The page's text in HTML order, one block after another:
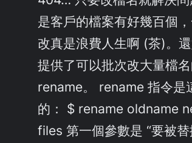
是客戶的檔案有好幾百個
改真是浪費人生啊 (茶)。
提供了可以批次改大量檔
rename。 rename 指令是
的： $ rename oldname
files 第一個參數是 “要被替